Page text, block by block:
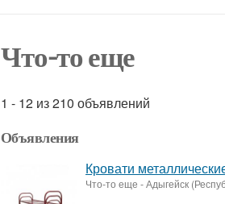
Что-то еще
1 - 12 из 210 объявлений
Объявления
Кровати
Что-то еще -Адыгейск